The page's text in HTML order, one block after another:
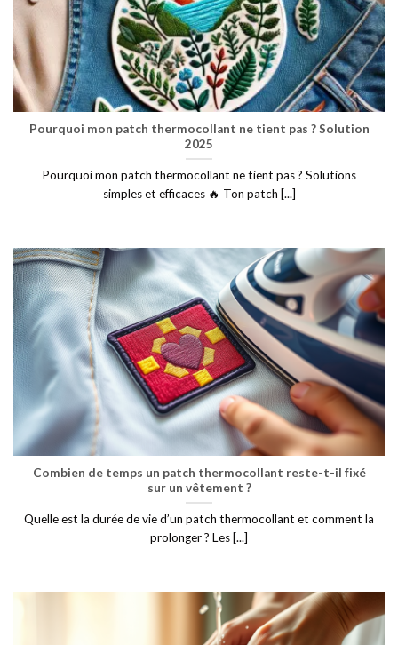
Pourquoi mon patch thermocollant ne tient pas ? Solution
2025
Pourquoi mon patch thermocollant ne tient pas ? Solutions
simples et efficaces 🔥 Ton patch [...]
Combien de temps un patch thermocollant reste-t-il fixé
sur un vêtement ?
Quelle est la durée de vie d’un patch thermocollant et comment la
prolonger ? Les [...]